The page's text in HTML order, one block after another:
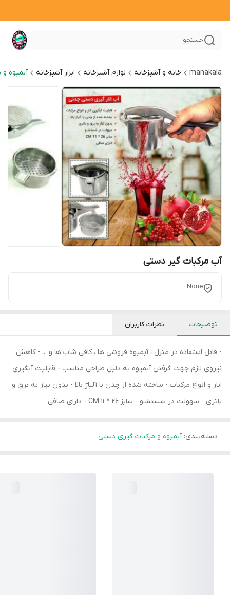
جستجو
manakala خانه و آشپزخانه لوازم آشپزخانه ابزار آشپزخانه آبمیوه
آب مرکبات گیر دستی
None
توضیحات نظرات کاربران
- قابل استفاده در منزل ، آبمیوه فروشی ها ، کافی شاپ ها و ... - کاهش
نیروی لازم جهت گرفتن آبمیوه به دلیل طراحی مناسب - قابلیت آبگیری
انار و انواع مرکبات - ساخته شده از چدن با آلیاژ بالا - بدون نیاز به برق و
باتری - سهولت در شستشـو - سایز 26 * 11 CM - دارای صافی
دسته‌بندی:آبمیوه و مرکبات گیری دستی